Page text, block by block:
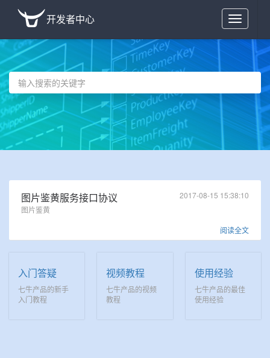
Toggle
navigation
开发者中心
图片鉴黄服务接口协议
图片鉴黄
阅读全文
2017-08-15 15:38:10
入门答疑
七牛产品的新手
入门教程
视频教程
七牛产品的视频
教程
使用经验
七牛产品的最佳
使用经验